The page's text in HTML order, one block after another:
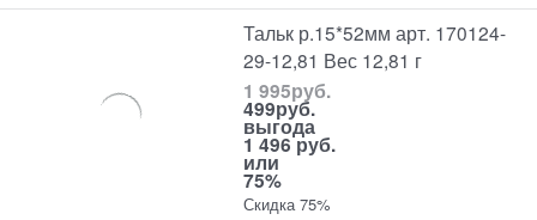
Тальк р.15*52мм арт. 170124-
29-12,81 Вес 12,81 г
1 995руб.
499руб.
выгода
1 496 руб.
или
75%
Скидка 75%